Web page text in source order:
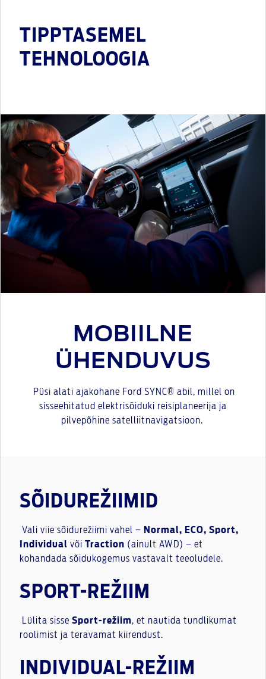
TIPPTASEMEL
TEHNOLOOGIA
MOBIILNE
ÜHENDUVUS
Püsi alati ajakohane Ford SYNC® abil, millel on
sisseehitatud elektrisõiduki reisiplaneerija ja
pilvepõhine satelliitnavigatsioon.
SÕIDUREŽIIMID
Vali viie sõidurežiimi vahel – Normal, ECO, Sport,
Individual või Traction (ainult AWD) – et
kohandada sõidukogemus vastavalt teeoludele.
SPORT-REŽIIM
Lülita sisse Sport-režiim, et nautida tundlikumat
roolimist ja teravamat kiirendust.
INDIVIDUAL-REŽIIM